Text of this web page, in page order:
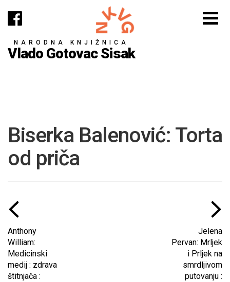
NARODNA KNJIŽNICA
Vlado Gotovac Sisak
Biserka Balenović: Torta
od priča
Anthony
William:
Medicinski
medij : zdrava
štitnjača :
Jelena
Pervan: Mrljek
i Prljek na
smrdljivom
putovanju :